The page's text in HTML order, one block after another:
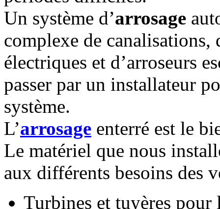
Un système d’arrosage
complexe de canalisations,
électriques et d’arroseurs
passer par un installateur
système.
L’arrosage enterré est le
Le matériel que nous
aux différents besoins des
Turbines et tuyères pour